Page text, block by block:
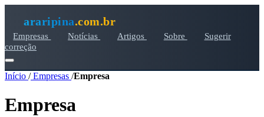
araripina.com.br
Empresas Notícias Artigos Sobre
Sugerir
correção
Início /Empresas /Empresa
Empresa